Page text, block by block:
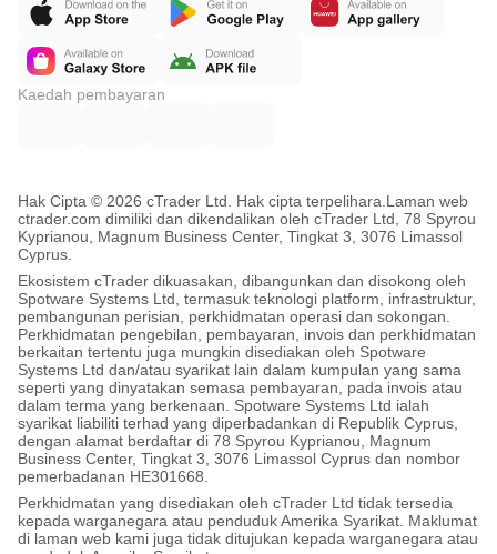
Kaedah pembayaran
Hak Cipta © 2026 cTrader Ltd. Hak cipta terpelihara. Laman web
ctrader.com dimiliki dan dikendalikan oleh cTrader Ltd, 78 Spyrou
Kyprianou, Magnum Business Center, Tingkat 3, 3076 Limassol
Cyprus.
Ekosistem cTrader dikuasakan, dibangunkan dan disokong oleh
Spotware Systems Ltd, termasuk teknologi platform, infrastruktur,
pembangunan perisian, perkhidmatan operasi dan sokongan.
Perkhidmatan pengebilan, pembayaran, invois dan perkhidmatan
berkaitan tertentu juga mungkin disediakan oleh Spotware
Systems Ltd dan/atau syarikat lain dalam kumpulan yang sama
seperti yang dinyatakan semasa pembayaran, pada invois atau
dalam terma yang berkenaan. Spotware Systems Ltd ialah
syarikat liabiliti terhad yang diperbadankan di Republik Cyprus,
dengan alamat berdaftar di 78 Spyrou Kyprianou, Magnum
Business Center, Tingkat 3, 3076 Limassol Cyprus dan nombor
pemerbadanan HE301668.
Perkhidmatan yang disediakan oleh cTrader Ltd tidak tersedia
kepada warganegara atau penduduk Amerika Syarikat. Maklumat
di laman web kami juga tidak ditujukan kepada warganegara atau